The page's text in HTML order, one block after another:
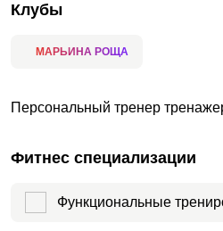
Клубы
МАРЬИНА РОЩА
Персональный тренер
Фитнес специализации
Функциональные